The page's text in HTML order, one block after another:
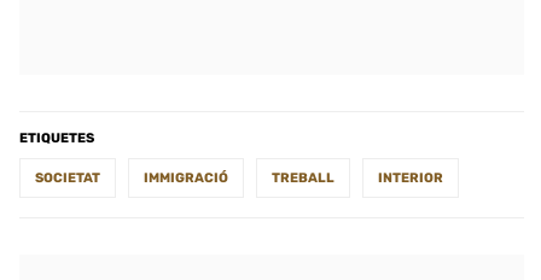
ETIQUETES
SOCIETAT IMMIGRACIÓ TREBALL INTERIOR